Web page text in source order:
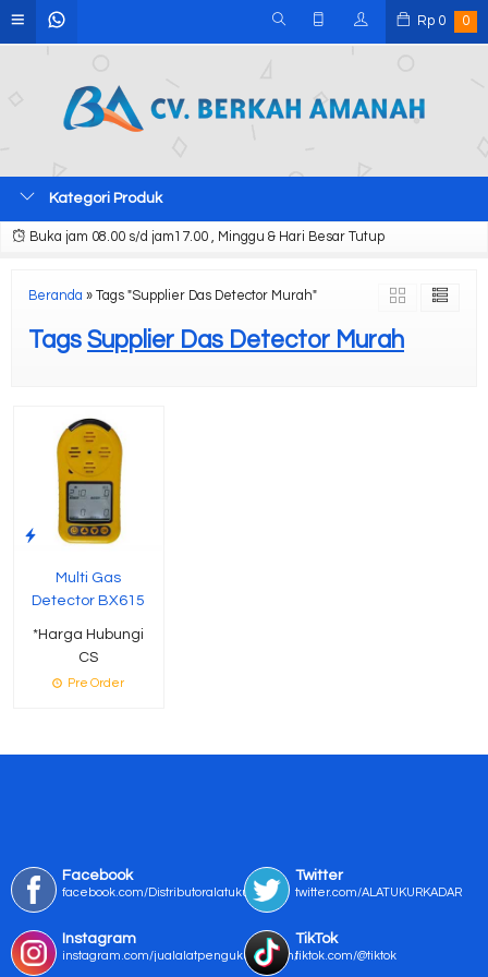
Rp 0 0
Kategori Produk
Buka jam 08.00 s/d jam17.00 , Minggu & Hari Besar Tutup
Beranda » Tags "Supplier Das Detector Murah"
Tags Supplier Das Detector Murah
Multi Gas
Detector BX615
*Harga Hubungi
CS
Pre Order
Facebook
facebook.com/Distributoralatukur
Twitter
twitter.com/ALATUKURKADAR
Instagram
instagram.com/jualalatpengukurmurah/
TikTok
tiktok.com/@tiktok